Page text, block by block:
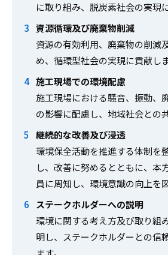
に取り組み、脱炭素社会の実現
資源循環及び廃棄物削減
資源の有効利用、廃棄物の削減
め、循環型社会の実現に貢献しま
施工現場での環境配慮
施工現場における騒音、振動、
の影響に配慮し、地域社会との
継続的な改善及び浸透
環境保全活動を推進する体制を
し、改善に努めるとともに、本
員に周知し、環境意識の向上を
ステークホルダーへの説明
環境に関する考え方及び取り組
明し、ステークホルダーとの信